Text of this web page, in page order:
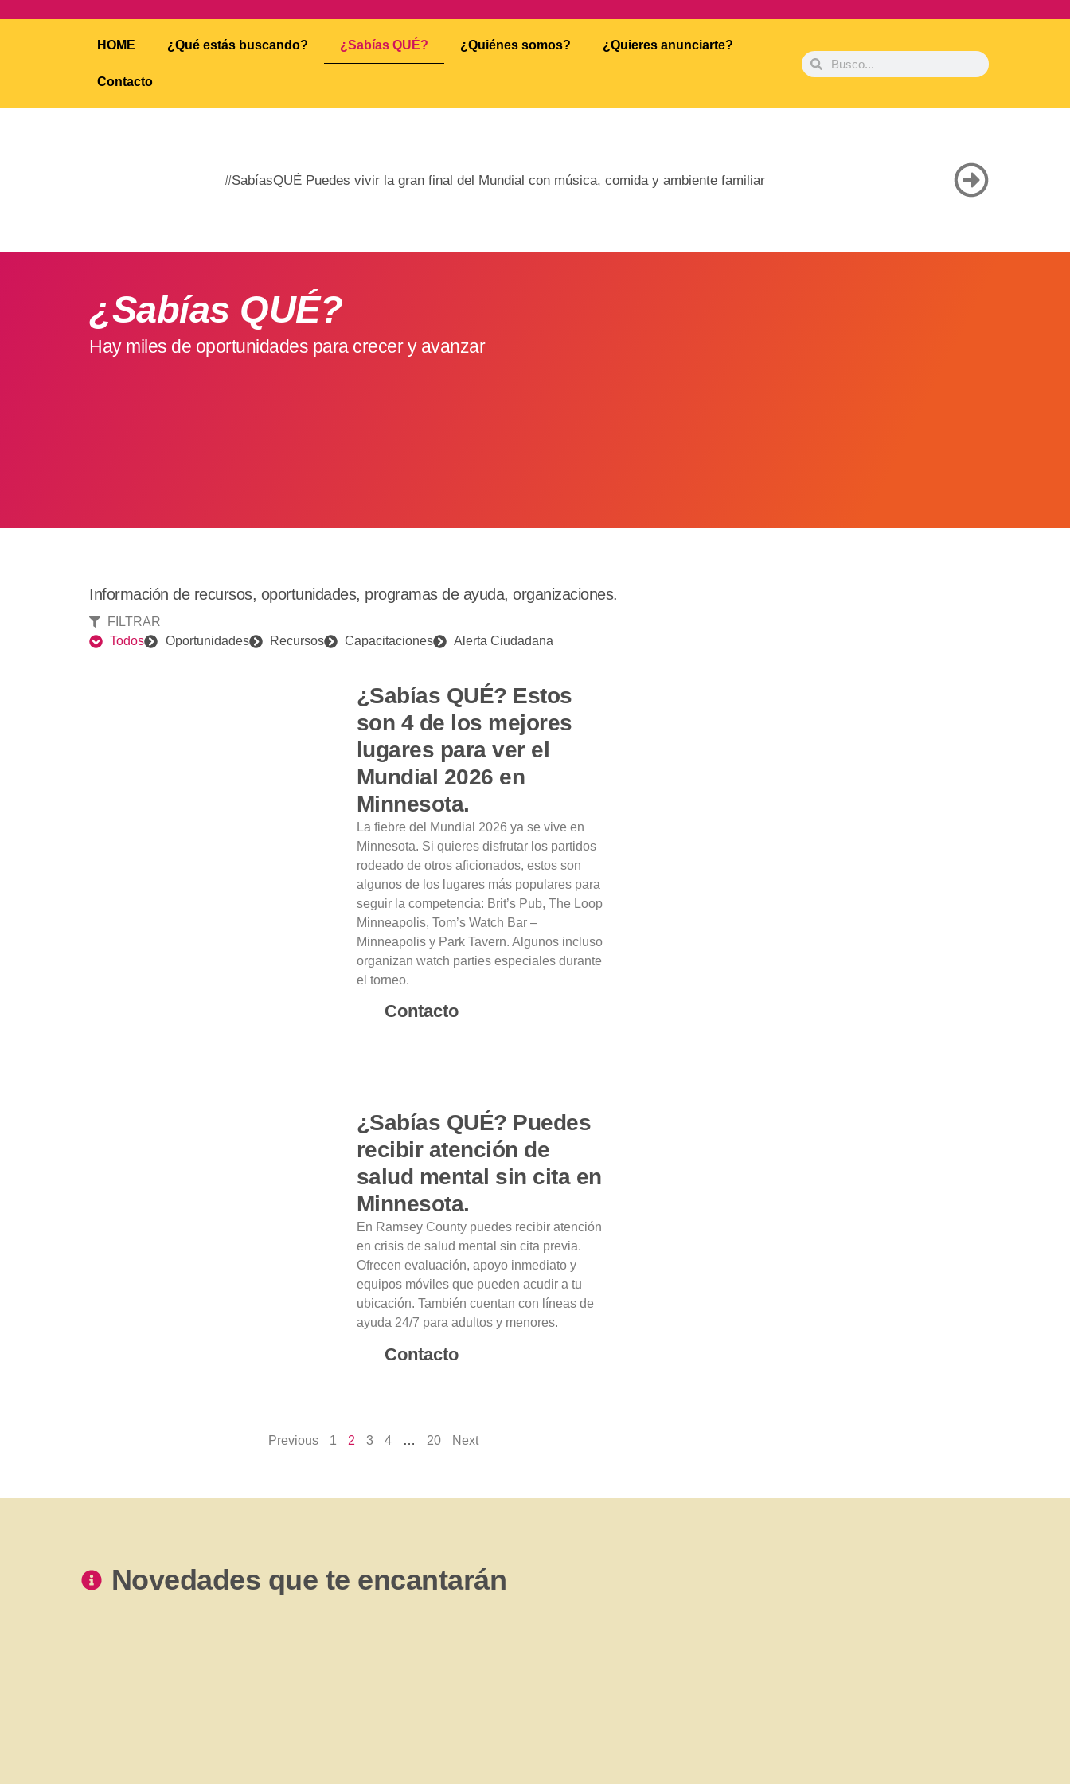
HOME ¿Qué estás buscando? ¿Sabías QUÉ? ¿Quiénes somos? ¿Quieres anunciarte?
Contacto
#SabíasQUÉ Puedes vivir la gran final del Mundial con música, comida y ambiente familiar
¿Sabías QUÉ?
Hay miles de oportunidades para crecer y avanzar
Información de recursos, oportunidades, programas de ayuda, organizaciones.
FILTRAR
Todos
Oportunidades Recursos Capacitaciones Alerta Ciudadana
¿Sabías QUÉ? Estos
son 4 de los mejores
lugares para ver el
Mundial 2026 en
Minnesota.
La fiebre del Mundial 2026 ya se vive en
Minnesota. Si quieres disfrutar los partidos
rodeado de otros aficionados, estos son
algunos de los lugares más populares para
seguir la competencia: Brit’s Pub, The Loop
Minneapolis, Tom’s Watch Bar –
Minneapolis y Park Tavern. Algunos incluso
organizan watch parties especiales durante
el torneo.
Contacto
¿Sabías QUÉ? Puedes
recibir atención de
salud mental sin cita en
Minnesota.
En Ramsey County puedes recibir atención
en crisis de salud mental sin cita previa.
Ofrecen evaluación, apoyo inmediato y
equipos móviles que pueden acudir a tu
ubicación. También cuentan con líneas de
ayuda 24/7 para adultos y menores.
Contacto
Previous 1 2 3 4 … 20 Next
Novedades que te encantarán